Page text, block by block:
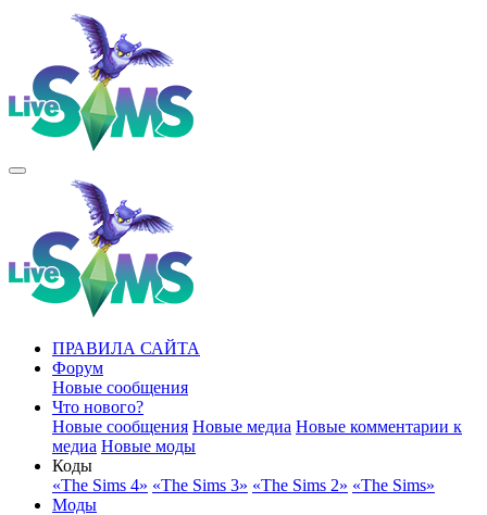
ПРАВИЛА САЙТА
Форум
Новые сообщения
Что нового?
Новые сообщения Новые медиа Новые комментарии к
медиа Новые моды
Коды
«The Sims 4» «The Sims 3» «The Sims 2» «The Sims»
Моды